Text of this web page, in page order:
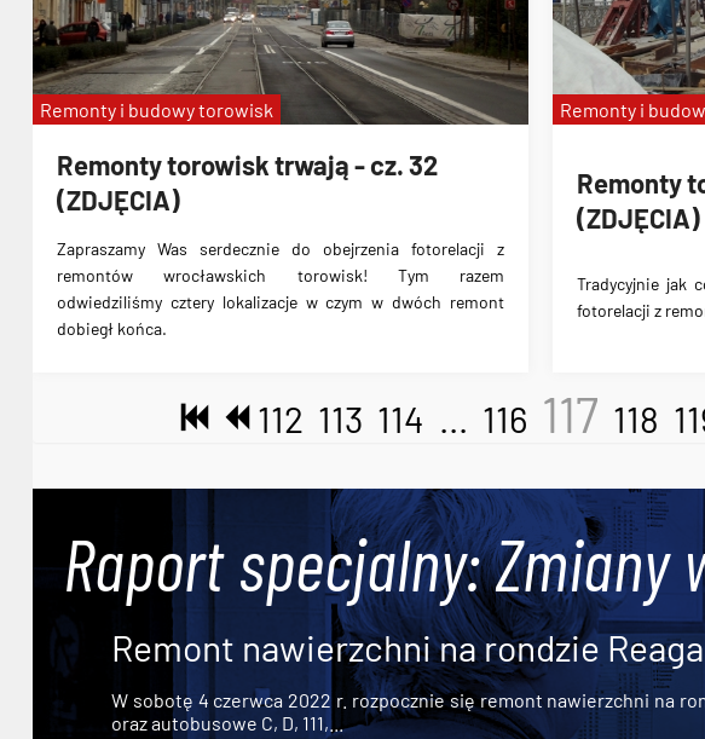
Remonty torowisk trwają - cz. 32
(ZDJĘCIA)
Zapraszamy Was serdecznie do obejrzenia fotorelacji z
remontów wrocławskich torowisk! Tym razem
odwiedziliśmy cztery lokalizacje w czym w dwóch remont
dobiegł końca.
Remonty i budowy torowisk
Remonty
(ZDJĘCIA)
Tradycyjnie jak
fotorelacji z
Remonty i
112 113 114 ... 116 117 118
Raport specjalny:
Remont nawierzchni na rondzie
W sobotę 4 czerwca 2022 r. rozpocznie się remont nawierzchni na
oraz autobusowe C, D, 111,...